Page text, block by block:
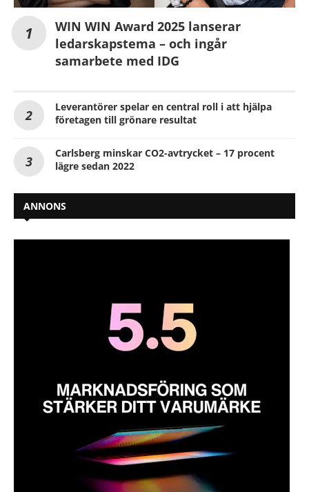
WIN WIN Award 2025 lanserar
ledarskapstema – och ingår
samarbete med IDG
Leverantörer spelar en central roll i att hjälpa
företagen till grönare resultat
Carlsberg minskar CO2-avtrycket – 17 procent
lägre sedan 2022
ANNONS